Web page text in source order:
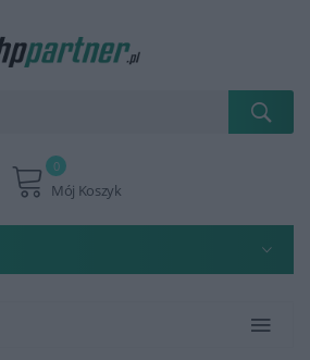
Mój Koszyk
0